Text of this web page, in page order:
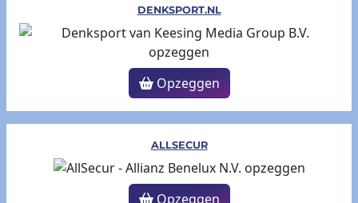
DENKSPORT.NL
Opzeggen
ALLSECUR
Opzeggen